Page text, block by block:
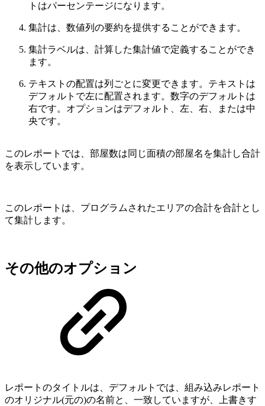
トはパーセンテージになります。
集計は、数値列の要約を提供することができます。
集計ラベルは、計算した集計値で定義することができ
ます。
テキストの配置は列ごとに変更できます。テキストは
デフォルトで左に配置されます。数字のデフォルトは
右です。オプションはデフォルト、左、右、または中
央です。
このレポートでは、部屋数は同じ面積の部屋名を集計し合計
を表示しています。
このレポートは、プログラムされたエリアの合計を合計とし
て集計します。
その他のオプション
レポートのタイトルは、デフォルトでは、組み込みレポート
のオリジナル(元の)の名前と、一致していますが、上書きす